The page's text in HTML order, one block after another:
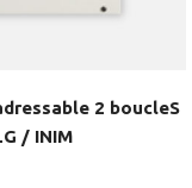
2 boucleS
/ INIM